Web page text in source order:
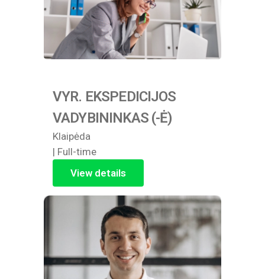
VYR. EKSPEDICIJOS
VADYBININKAS (-Ė)
Klaipėda
| Full-time
View details